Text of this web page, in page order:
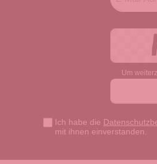
Um
Ich habe die
mit ihnen einverstanden.